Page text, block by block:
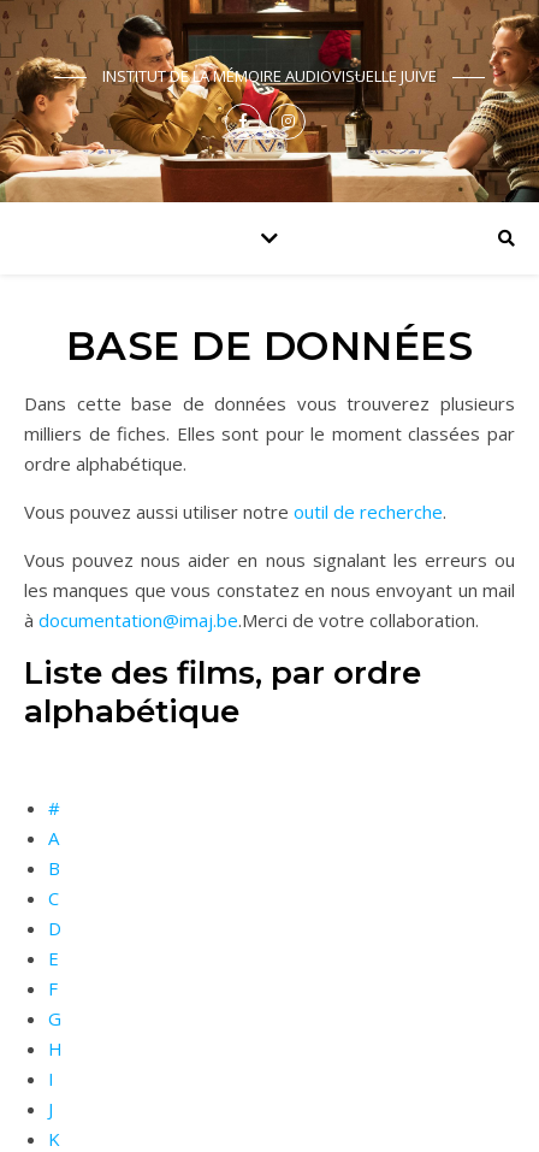
INSTITUT DE LA MÉMOIRE AUDIOVISUELLE JUIVE
BASE DE DONNÉES
Dans cette base de données vous trouverez plusieurs
milliers de fiches. Elles sont pour le moment classées par
ordre alphabétique.
Vous pouvez aussi utiliser notre outil de recherche.
Vous pouvez nous aider en nous signalant les erreurs ou
les manques que vous constatez en nous envoyant un mail
à documentation@imaj.be.Merci de votre collaboration.
Liste des films, par ordre
alphabétique
#
A
B
C
D
E
F
G
H
I
J
K